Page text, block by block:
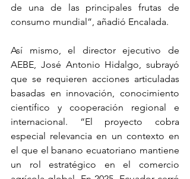
de una de las principales frutas de
consumo mundial”, añadió Encalada.
Así mismo, el director ejecutivo de
AEBE, José Antonio Hidalgo, subrayó
que se requieren acciones articuladas
basadas en innovación, conocimiento
científico y cooperación regional e
internacional. “El proyecto cobra
especial relevancia en un contexto en
el que el banano ecuatoriano mantiene
un rol estratégico en el comercio